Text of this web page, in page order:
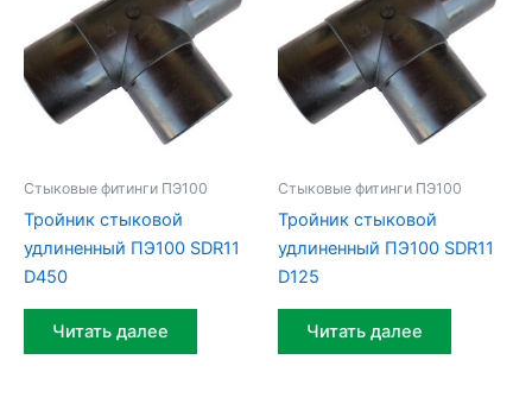
Стыковые фитинги ПЭ100
Тройник стыковой
удлиненный ПЭ100 SDR11
D450
Читать далее
Стыковые фитинги ПЭ100
Тройник стыковой
удлиненный ПЭ100 SDR11
D125
Читать далее